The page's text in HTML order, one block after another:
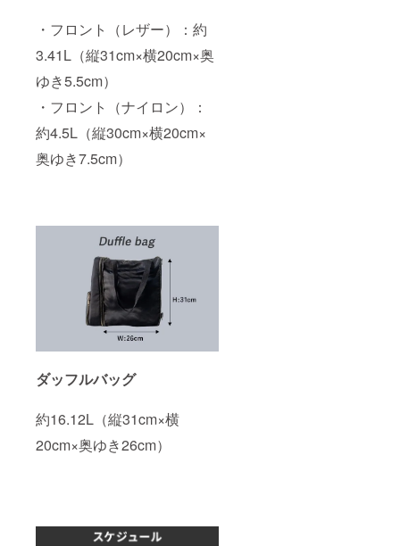
・フロント（レザー）：約
3.41L（縦31cm×横20cm×奥
ゆき5.5cm）
・フロント（ナイロン）：
約4.5L（縦30cm×横20cm×
奥ゆき7.5cm）
ダッフルバッグ
約16.12L（縦31cm×横
20cm×奥ゆき26cm）